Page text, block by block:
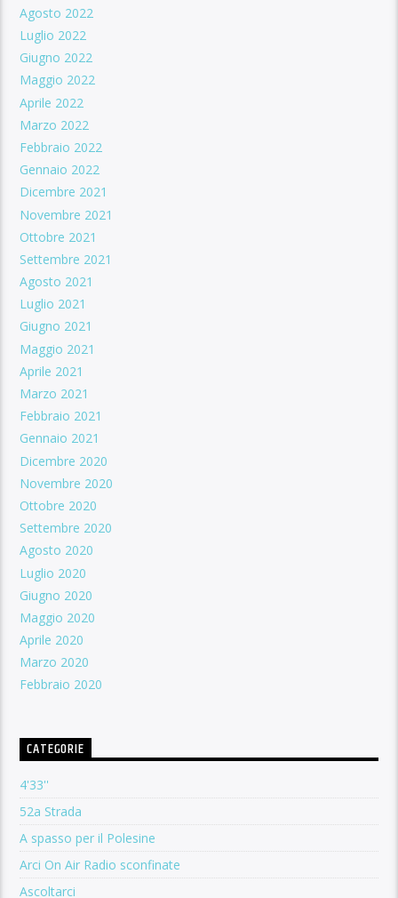
Agosto 2022
Luglio 2022
Giugno 2022
Maggio 2022
Aprile 2022
Marzo 2022
Febbraio 2022
Gennaio 2022
Dicembre 2021
Novembre 2021
Ottobre 2021
Settembre 2021
Agosto 2021
Luglio 2021
Giugno 2021
Maggio 2021
Aprile 2021
Marzo 2021
Febbraio 2021
Gennaio 2021
Dicembre 2020
Novembre 2020
Ottobre 2020
Settembre 2020
Agosto 2020
Luglio 2020
Giugno 2020
Maggio 2020
Aprile 2020
Marzo 2020
Febbraio 2020
CATEGORIE
4'33''
52a Strada
A spasso per il Polesine
Arci On Air Radio sconfinate
Ascoltarci